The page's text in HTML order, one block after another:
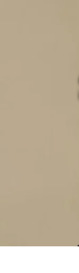
Más